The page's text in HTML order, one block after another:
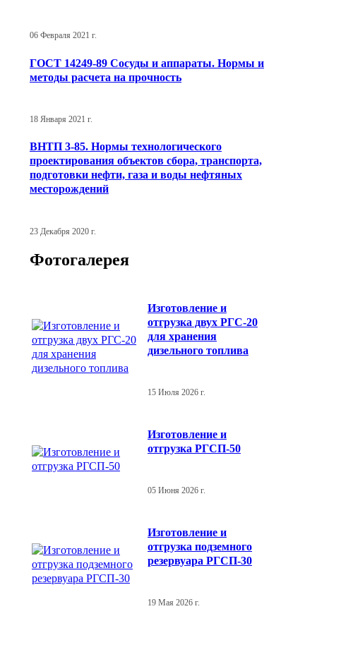
06 Февраля 2021 г.
ГОСТ 14249-89 Сосуды и аппараты. Нормы и
методы расчета на прочность
18 Января 2021 г.
ВНТП 3-85. Нормы технологического
проектирования объектов сбора, транспорта,
подготовки нефти, газа и воды нефтяных
месторождений
23 Декабря 2020 г.
Фотогалерея
Изготовление и
отгрузка двух РГС-20
для хранения
дизельного топлива
15 Июля 2026 г.
Изготовление и
отгрузка РГСП-50
05 Июня 2026 г.
Изготовление и
отгрузка подземного
резервуара РГСП-30
19 Мая 2026 г.